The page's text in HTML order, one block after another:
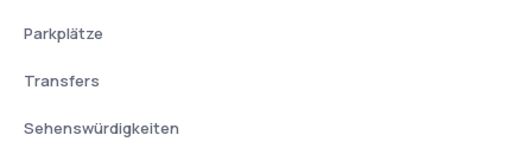
Parkplätze
Transfers
Sehenswürdigkeiten